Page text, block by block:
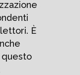
È
questo